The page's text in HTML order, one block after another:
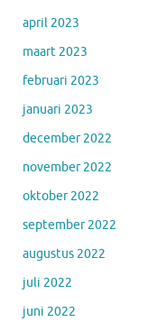
april 2023
maart 2023
februari 2023
januari 2023
december 2022
november 2022
oktober 2022
september 2022
augustus 2022
juli 2022
juni 2022